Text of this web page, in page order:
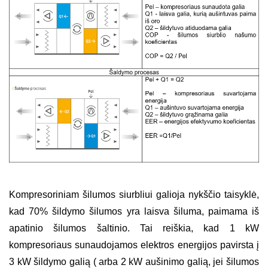
Kompresoriniam šilumos siurbliui galioja nykščio taisyklė,
kad 70% šildymo šilumos yra laisva šiluma, paimama iš
apatinio šilumos šaltinio. Tai reiškia, kad 1 kW
kompresoriaus sunaudojamos elektros energijos pavirsta į
3 kW šildymo galią ( arba 2 kW aušinimo galią, jei šilumos